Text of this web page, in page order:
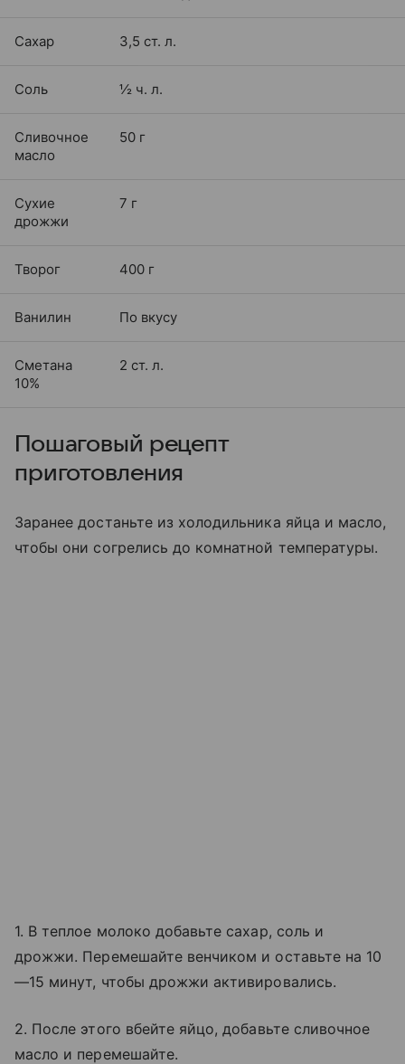
Сахар 3,5 ст. л.
Соль ½ ч. л.
Сливочное
масло
50 г
Сухие
дрожжи
7 г
Творог 400 г
Ванилин По вкусу
Сметана
10%
2 ст. л.
Пошаговый рецепт
приготовления
Заранее достаньте из холодильника яйца и масло,
чтобы они согрелись до комнатной температуры.
1. В теплое молоко добавьте сахар, соль и
дрожжи. Перемешайте венчиком и оставьте на 10
—15 минут, чтобы дрожжи активировались.
2. После этого вбейте яйцо, добавьте сливочное
масло и перемешайте.